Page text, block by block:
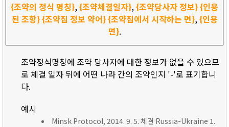
{조약의 정식 명칭},{조약체결일자},{조약당사자 정보}{인용
된 조항}{조약집 정보 약어}{조약집에서 시작하는 면},{인용
면}.
조약정식명칭에 조약 당사자에 대한 정보가 없을 수 있으므
로 체결 일자 뒤에 어떤 나라 간의 조약인지 '-'로 표기합니
다.
예시
Minsk Protocol, 2014. 9. 5. 체결 Russia-Ukraine 1.